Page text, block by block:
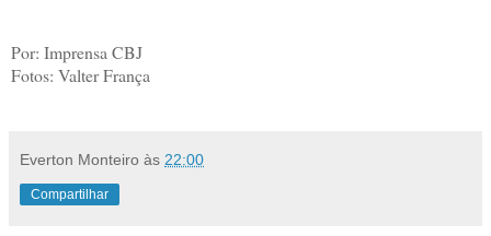
Por: Imprensa CBJ
Fotos: Valter França
Everton Monteiro às 22:00
Compartilhar